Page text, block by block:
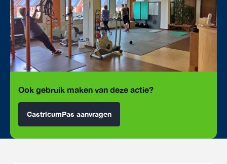
Ook gebruik maken van deze actie?
CastricumPas aanvragen